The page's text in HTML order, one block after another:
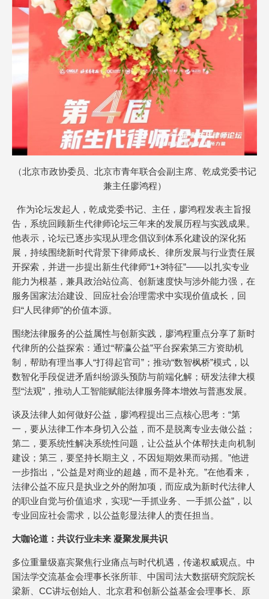
（北京市政协委员、北京市青年联合会副主席、乾成党委书记
兼主任廖鸿程）
作为论坛发起人，乾成党委书记、主任，廖鸿程发表主旨报
告，系统回顾新生代律师论坛三年来的发展历程与实践成果。
他表示，论坛已逐步实现从理念倡议到体系化建设的深化拓
展，持续围绕新时代背景下律师成长、律所发展与行业责任展
开探索，并进一步提出新生代律师“1+3特征”——以扎实专业
能力为根基，兼具政治站位高、创新速度快与涉外能力强，在
服务国家法治建设、回应社会治理需求中实现价值成长，回
归“人民律师”的价值本源。
围绕法律服务的公益属性与创新实践，廖鸿程重点分享了新时
代律所的公益探索：通过“帮瀛公益”平台探索第三方资助机
制，帮助有理当事人“打得起官司”；推动“数智枫桥”模式，以
数智化手段促进矛盾纠纷源头预防与前端化解；研发法律大模
型“法观”，推动人工智能赋能法律服务降本增效与普惠发展。
谈及法律人如何做好公益，廖鸿程提出三点核心思考：“第
一，要从法律工作本身切入公益，而不是脱离专业去做公益；
第二，要系统性解决系统性问题，让公益从个体帮扶走向机制
建设；第三，要坚持长期主义，不因短期效果而动摇。”他进
一步指出，“公益是对商业的超越，而不是补充。”在他看来，
法律公益不应只是执业之外的附加项，而应成为新时代法律人
的职业自觉与价值追求，实现“一手抓业务、一手抓公益”，以
专业回应社会需求，以公益彰显法律人的责任担当。
大咖论道：共议行业未来 凝聚发展共识
多位重量级嘉宾聚焦行业痛点与时代机遇，传递权威观点。中
国法学交流基金会理事长张所菲、中国司法大数据研究院院长
梁新、CC讲坛创始人、北京君和创新公益基金会理事长、原